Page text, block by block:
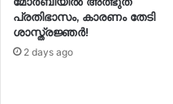
പ്രതിഭാസം, കാരണം തേടി
ശാസ്ത്രജ്ഞർ!
2 days ago